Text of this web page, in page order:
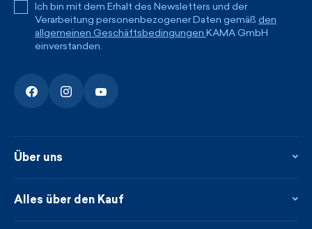
Ich bin mit dem Erhalt des Newsletters und der
Verarbeitung personenbezogener Daten gemäß den
allgemeinen Geschäftsbedingungen KAMA GmbH
einverstanden.
Über uns
Kontakte
Alles über den Kauf